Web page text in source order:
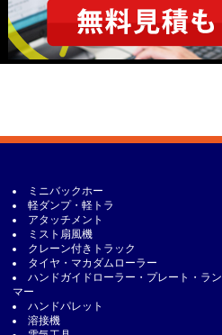
ミニバックホー
軽ダンプ・軽トラ
アタッチメント
ミスト扇風機
クレーン付きトラック
タイヤ・マカダムローラー
ハンドガイドローラー・プレート・ラン
マー
ハンドパレット
溶接機